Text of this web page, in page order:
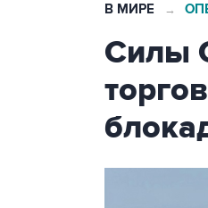
В МИРЕ →
Силы